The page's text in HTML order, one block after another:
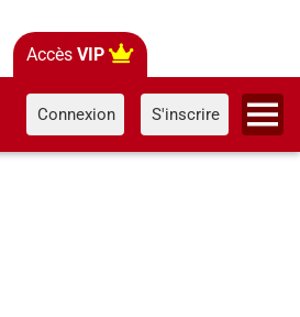
Accès VIP
Connexion S'inscrire